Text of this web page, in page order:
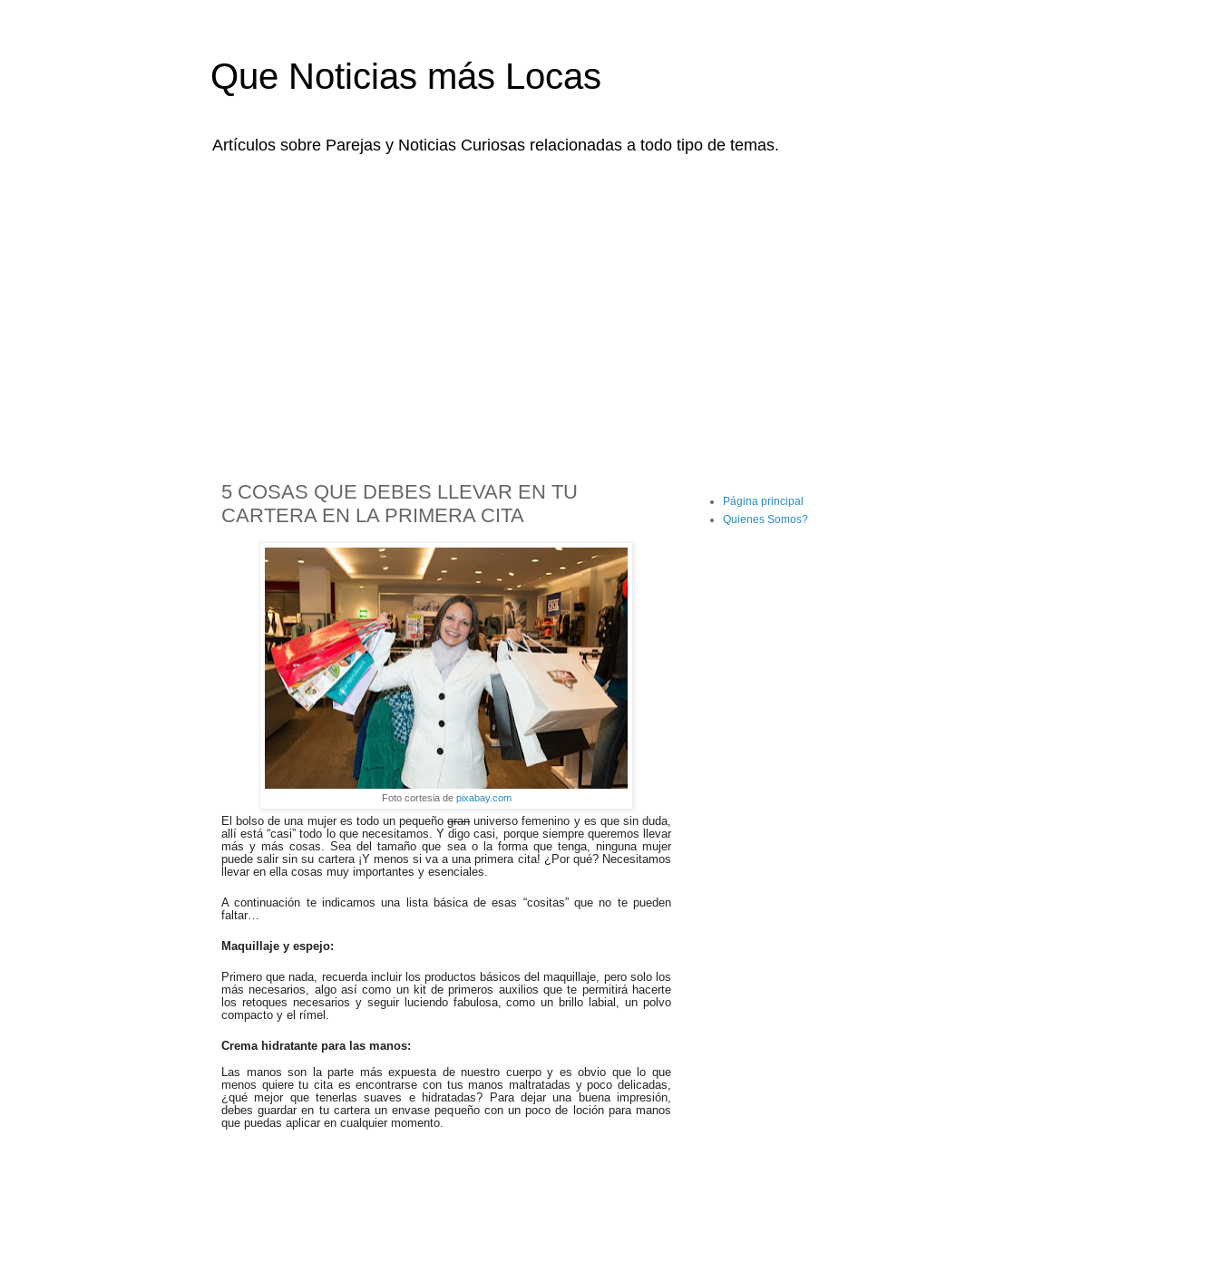
Que Noticias más Locas
Artículos sobre Parejas y Noticias Curiosas relacionadas a todo tipo de temas.
5 COSAS QUE DEBES LLEVAR EN TU
CARTERA EN LA PRIMERA CITA
Foto cortesia de pixabay.com
El bolso de una mujer es todo un pequeñogranuniverso femenino y es que sin duda,
allí está “casi” todo lo que necesitamos. Y digo casi, porque siempre queremos llevar
más y más cosas. Sea del tamaño que sea o la forma que tenga, ninguna mujer
puede salir sin su cartera ¡Y menos si va a una primera cita! ¿Por qué? Necesitamos
llevar en ella cosas muy importantes y esenciales.
A continuación te indicamos una lista básica de esas “cositas” que no te pueden
faltar…
Maquillaje y espejo:
Primero que nada, recuerda incluir los productos básicos del maquillaje, pero solo los
más necesarios, algo así como un kit de primeros auxilios que te permitirá hacerte
los retoques necesarios y seguir luciendo fabulosa, como un brillo labial, un polvo
compacto y el rímel.
Crema hidratante para las manos:
Las manos son la parte más expuesta de nuestro cuerpo y es obvio que lo que
menos quiere tu cita es encontrarse con tus manos maltratadas y poco delicadas,
¿qué mejor que tenerlas suaves e hidratadas? Para dejar una buena impresión,
debes guardar en tu cartera un envase pequeño con un poco de loción para manos
que puedas aplicar en cualquier momento.
Página principal
Quienes Somos?